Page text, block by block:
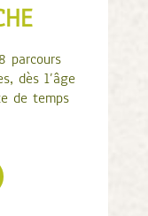
parcours
dès l’âge
de temps